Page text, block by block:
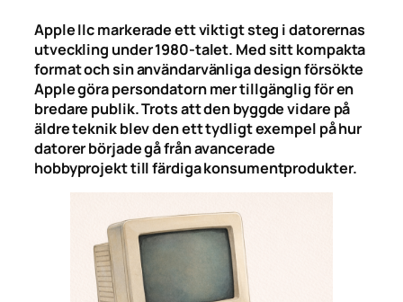
Apple IIc markerade ett viktigt steg i datorernas
utveckling under 1980-talet. Med sitt kompakta
format och sin användarvänliga design försökte
Apple göra persondatorn mer tillgänglig för en
bredare publik. Trots att den byggde vidare på
äldre teknik blev den ett tydligt exempel på hur
datorer började gå från avancerade
hobbyprojekt till färdiga konsumentprodukter.